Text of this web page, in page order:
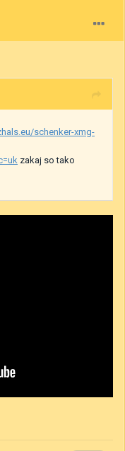
schenker-xmg-
zakaj so tako